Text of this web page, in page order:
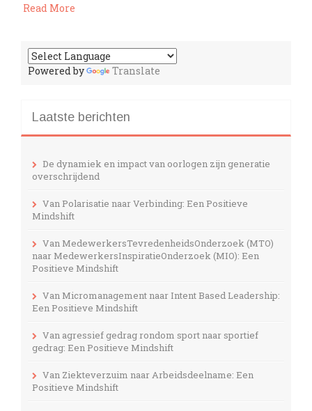
Read More
Powered by Translate
Laatste berichten
De dynamiek en impact van oorlogen zijn generatie
overschrijdend
Van Polarisatie naar Verbinding: Een Positieve
Mindshift
Van MedewerkersTevredenheidsOnderzoek (MTO)
naar MedewerkersInspiratieOnderzoek (MIO): Een
Positieve Mindshift
Van Micromanagement naar Intent Based Leadership:
Een Positieve Mindshift
Van agressief gedrag rondom sport naar sportief
gedrag: Een Positieve Mindshift
Van Ziekteverzuim naar Arbeidsdeelname: Een
Positieve Mindshift